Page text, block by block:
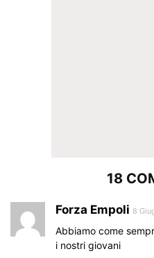
18
Forza Empoli 8
Abbiamo come
i nostri giovani